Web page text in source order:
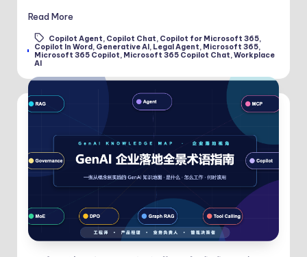
Read More
Tags:
Copilot Agent, Copilot Chat, Copilot for Microsoft 365,
Copilot In Word, Generative AI, Legal Agent, Microsoft 365,
Microsoft 365 Copilot, Microsoft 365 Copilot Chat,Workplace
AI